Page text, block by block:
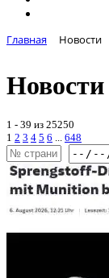
Главная Новости
Новости
1 - 39 из 25250
1 2 3 4 5 6
648